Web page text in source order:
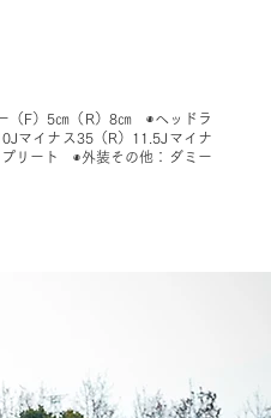
（F）5㎝（R）8㎝ ◉ヘッドラ
マイナス35（R）11.5Jマイナ
リート ◉外装その他：ダミー